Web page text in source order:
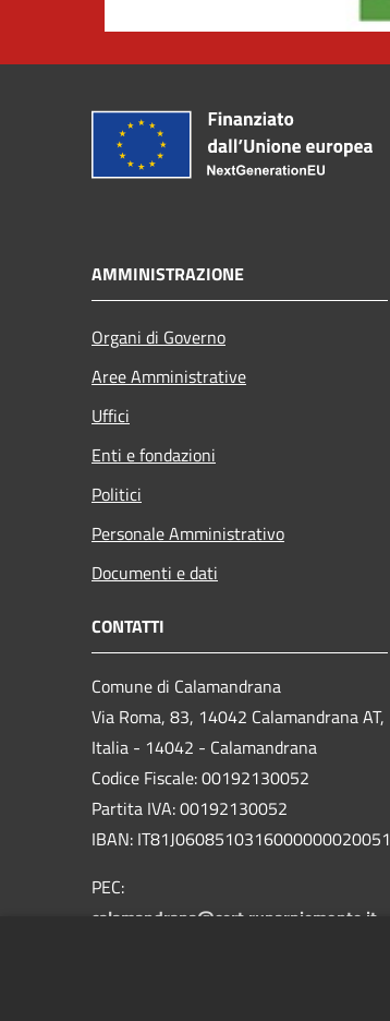
AMMINISTRAZIONE
Organi di Governo
Aree Amministrative
Uffici
Enti e fondazioni
Politici
Personale Amministrativo
Documenti e dati
CONTATTI
Comune di Calamandrana
Via Roma, 83, 14042 Calamandrana AT,
Italia - 14042 - Calamandrana
Codice Fiscale: 00192130052
Partita IVA: 00192130052
IBAN: IT81J0608510316000000020051
PEC:
calamandrana@cert.ruparpiemonte.it